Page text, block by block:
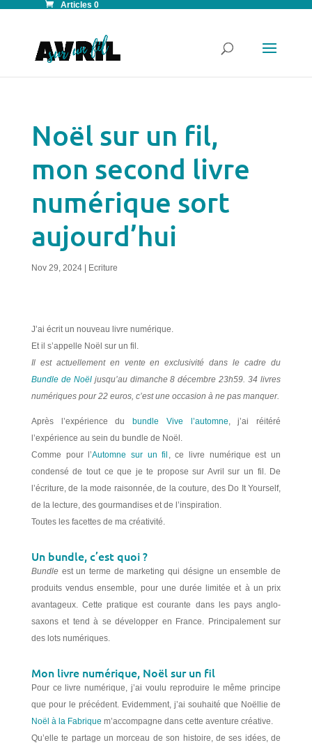
Articles 0
Noël sur un fil,
mon second livre
numérique sort
aujourd’hui
Nov 29, 2024| Ecriture
J’ai écrit un nouveau livre numérique.
Et il s’appelle Noël sur un fil.
Il est actuellement en vente en exclusivité dans le cadre du
Bundle de Noëljusqu’au dimanche 8 décembre 23h59. 34 livres
numériques pour 22 euros, c’est une occasion à ne pas manquer.
Après l’expérience du bundle Vive l’automne, j’ai réitéré
l’expérience au sein du bundle de Noël.
Comme pour l’Automne sur un fil , ce livre numérique est un
condensé de tout ce que je te propose sur Avril sur un fil. De
l’écriture, de la mode raisonnée, de la couture, des Do It Yourself,
de la lecture, des gourmandises et de l’inspiration.
Toutes les facettes de ma créativité.
Un bundle, c’est quoi ?
Bundleest un terme de marketing qui désigne un ensemble de
produits vendus ensemble, pour une durée limitée et à un prix
avantageux. Cette pratique est courante dans les pays anglo-
saxons et tend à se développer en France. Principalement sur
des lots numériques.
Mon livre numérique, Noël sur un fil
Pour ce livre numérique, j’ai voulu reproduire le même principe
que pour le précédent. Evidemment, j’ai souhaité que Noëllie de
Noël à la Fabrique m’accompagne dans cette aventure créative.
Qu’elle te partage un morceau de son histoire, de ses idées, de